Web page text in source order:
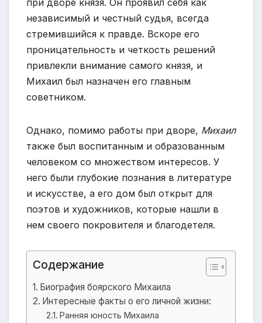
при дворе князя. Он проявил себя как
независимый и честный судья, всегда
стремившийся к правде. Вскоре его
проницательность и четкость решений
привлекли внимание самого князя, и
Михаил был назначен его главным
советником.
Однако, помимо работы при дворе, Михаил
также был воспитанным и образованным
человеком со множеством интересов. У
него были глубокие познания в литературе
и искусстве, а его дом был открыт для
поэтов и художников, которые нашли в
нем своего покровителя и благодетеля.
Содержание
Биография боярского Михаила
Интересные факты о его личной жизни:
Ранняя юность Михаила